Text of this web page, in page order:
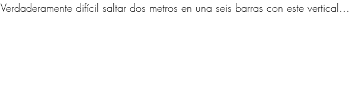
Verdaderamente difícil saltar dos metros en una seis barras con este vertical…